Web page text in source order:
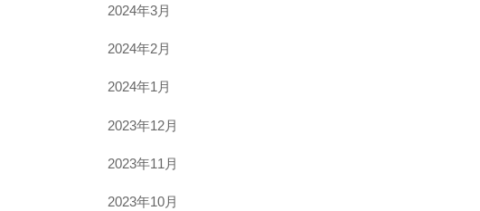
2024年3月
2024年2月
2024年1月
2023年12月
2023年11月
2023年10月